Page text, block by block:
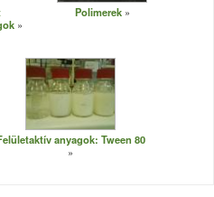
Polimerek
anyagok: Tween 80